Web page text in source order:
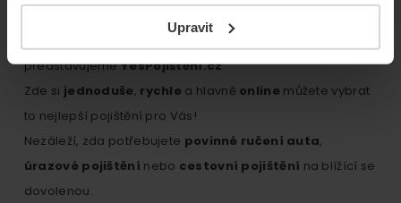
Upravit
představujemeYesPojištění.cz
Zde si jednoduše, rychle a hlavně online můžete vybrat
to nejlepší pojištění pro Vás!
Nezáleží, zda potřebujete povinné ručení auta,
úrazové pojištění nebo cestovní pojištění na blížící se
dovolenou.